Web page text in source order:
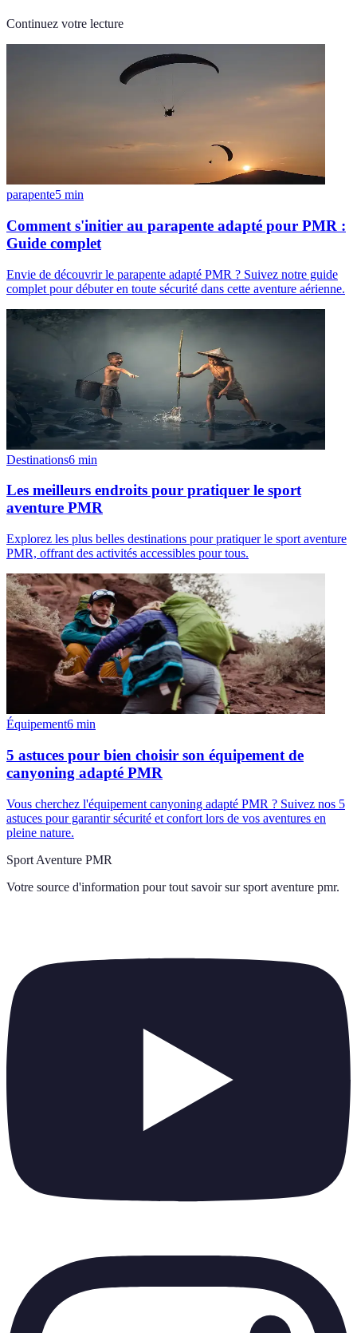
Continuez votre lecture
parapente5 min
Comment s'initier au parapente adapté pour PMR :
Guide complet
Envie de découvrir le parapente adapté PMR ? Suivez notre guide
complet pour débuter en toute sécurité dans cette aventure aérienne.
Destinations6 min
Les meilleurs endroits pour pratiquer le sport
aventure PMR
Explorez les plus belles destinations pour pratiquer le sport aventure
PMR, offrant des activités accessibles pour tous.
Équipement6 min
5 astuces pour bien choisir son équipement de
canyoning adapté PMR
Vous cherchez l'équipement canyoning adapté PMR ? Suivez nos 5
astuces pour garantir sécurité et confort lors de vos aventures en
pleine nature.
Sport Aventure PMR
Votre source d'information pour tout savoir sur sport aventure pmr.